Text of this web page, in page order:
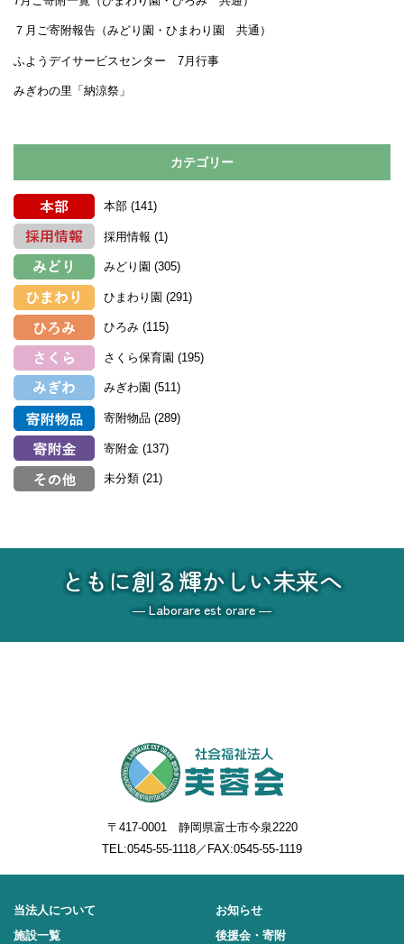
７月ご寄附報告（みどり園・ひまわり園 共通）
ふようデイサービスセンター 7月行事
みぎわの里「納涼祭」
カテゴリー
本部 (141)
採用情報 (1)
みどり園 (305)
ひまわり園 (291)
ひろみ (115)
さくら保育園 (195)
みぎわ園 (511)
寄附物品 (289)
寄附金 (137)
未分類 (21)
ともに創る輝かしい未来へ
― Laborare est orare ―
〒417-0001 静岡県富士市今泉2220
TEL:0545-55-1118／FAX:0545-55-1119
当法人について
施設一覧
お知らせ
後援会・寄附